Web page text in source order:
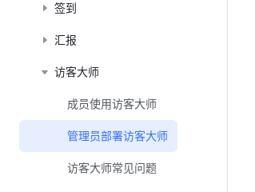
签到
汇报
访客大师
成员使用访客大师
管理员部署访客大师
访客大师常见问题